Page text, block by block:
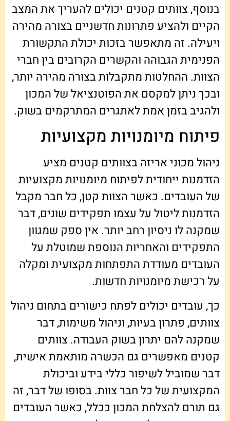
בנוסף, צוותים קטנים יכולים להעריך את המצב
הקיים ולהציע פתרונות חדשניים בצורה מהירה
ויעילה. זה מתאפשר בזכות יכולת התקשורת
הפנימית הגבוהה והקשרים הקרובים בין חברי
הצוות. ההחלטות מתקבלות בצורה מהירה יותר,
ובכך ניתן למקסם את הפוטנציאל של המכון
ולהגיב בזמן אמת לאתגרים המתרקמים בשוק.
פיתוח מיומנויות מקצועיות
ניהול מכוני אריזה בצוותים קטנים מציע
הזדמנות ייחודית לפיתוח מיומנויות מקצועיות
של העובדים. כאשר הצוות קטן, כל חבר מקבל
הזדמנות ליטול על עצמו תפקידים שונים, דבר
שמקנה לו ניסיון רחב יותר. אין ספק שמגוון
התפקידים והאחריות הנוספת שמוטלת על
העובדים מעודדת התפתחות מקצועית ומקלה
על רכישת מיומנויות חדשות.
כך, עובדים יכולים לפתח כישורים בתחום ניהול
צוותים, פתרון בעיות, וניהול משימות, דבר
שמקנה להם יתרון בשוק העבודה. צוותים
קטנים מאפשרים גם הכשרה מותאמת אישית,
דבר שמוביל לשיפור כללי בידע וביכולת
המקצועית של כל חבר צוות. בסופו של דבר, זה
גם תורם להצלחת המכון ככלל, כאשר העובדים